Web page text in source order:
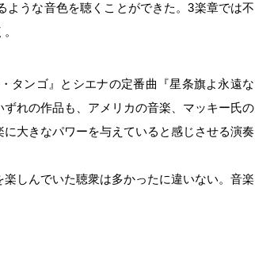
うな音色を聴くことができた。3楽章では不
タンゴ』とシエナの定番曲『星条旗よ永遠な
れの作品も、アメリカの音楽、マッキー氏の
大きなパワーを与えていると感じさせる演奏
しんでいた聴衆は多かったに違いない。音楽